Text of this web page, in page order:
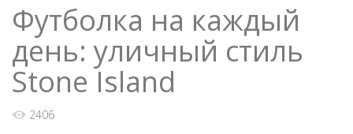
Футболка на каждый
день: уличный стиль
Stone Island
2406